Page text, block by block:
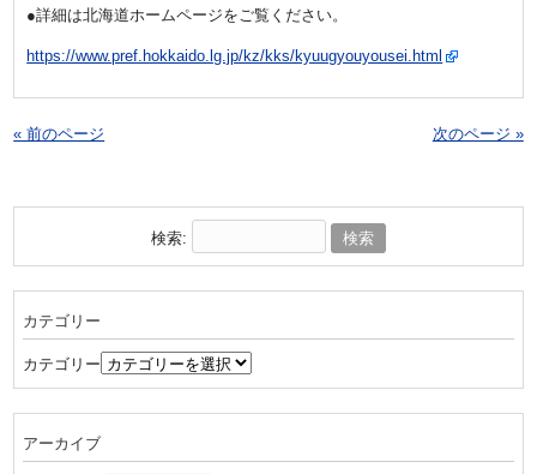
●詳細は北海道ホームページをご覧ください。
https://www.pref.hokkaido.lg.jp/kz/kks/kyuugyouyousei.html
« 前のページ 次のページ »
検索:
カテゴリー
カテゴリー
アーカイブ